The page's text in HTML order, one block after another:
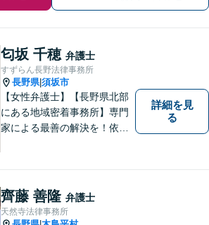
匂坂 千穂 弁護士
すずらん長野法律事務所
長野県|須坂市
【女性弁護士】【長野県北部
にある地域密着事務所】専門
家による最善の解決を！依頼
スをご提供します。
詳細を見
る
齊藤 善隆 弁護士
天然寺法律事務所